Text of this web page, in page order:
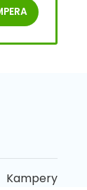
Kampery